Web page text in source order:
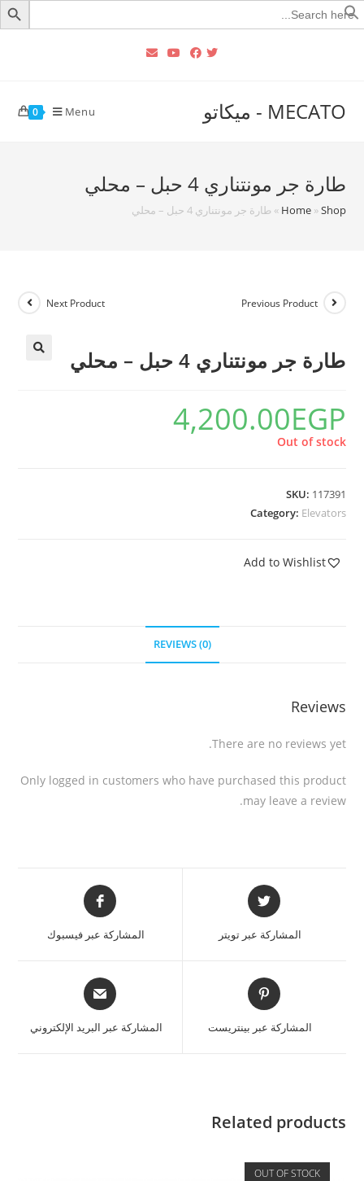
Search
for:
MECATO - ميكاتو 0 Menu
طارة جر مونتناري 4 حبل – محلي
Home»Shop
» طارة جر مونتناري 4 حبل – محلي
Previous Product
Next Product
طارة جر مونتناري 4 حبل – محلي
4,200.00EGP
Out of stock
SKU: 117391
Category: Elevators
Add to Wishlist
REVIEWS (0)
Reviews
There are no reviews yet.
Only logged in customers who have purchased this product
may leave a review.
المشاركة عبر تويتر المشاركة عبر فيسبوك
المشاركة عبر بينتريست المشاركة عبر البريد الإلكتروني
Related products
OUT OF STOCK